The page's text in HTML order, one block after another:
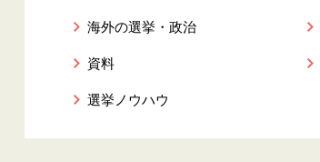
海外の選挙・政治
資料
選挙ノウハウ